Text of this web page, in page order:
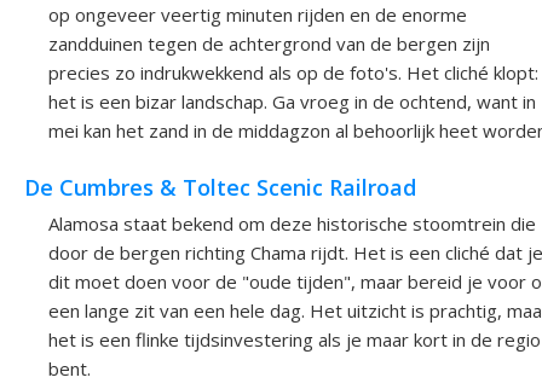
op ongeveer veertig minuten rijden en de enorme
zandduinen tegen de achtergrond van de bergen zijn
precies zo indrukwekkend als op de foto's. Het cliché klopt:
het is een bizar landschap. Ga vroeg in de ochtend, want in
mei kan het zand in de middagzon al behoorlijk heet
De Cumbres & Toltec Scenic Railroad
Alamosa staat bekend om deze historische stoomtrein die
door de bergen richting Chama rijdt. Het is een cliché dat je
dit moet doen voor de "oude tijden", maar bereid je voor
een lange zit van een hele dag. Het uitzicht is prachtig,
het is een flinke tijdsinvestering als je maar kort in de regio
bent.